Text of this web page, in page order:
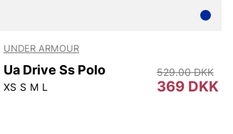
UNDER ARMOUR
Ua Drive Ss Polo
XS S M L 369 DKK
529.00 DKK